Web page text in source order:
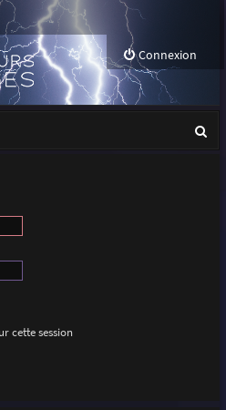
Connexion
cette session